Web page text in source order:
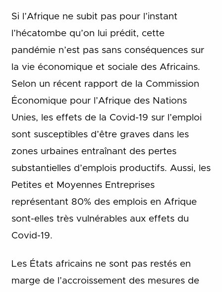
Si l’Afrique ne subit pas pour l’instant
l’hécatombe qu’on lui prédit, cette
pandémie n’est pas sans conséquences sur
la vie économique et sociale des Africains.
Selon un récent rapport de la Commission
Économique pour l’Afrique des Nations
Unies, les effets de la Covid-19 sur l’emploi
sont susceptibles d’être graves dans les
zones urbaines entraînant des pertes
substantielles d’emplois productifs. Aussi, les
Petites et Moyennes Entreprises
représentant 80% des emplois en Afrique
sont-elles très vulnérables aux effets du
Covid-19.
Les États africains ne sont pas restés en
marge de l’accroissement des mesures de